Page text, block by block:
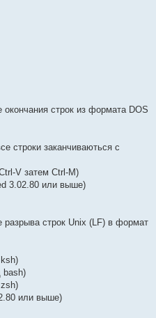
строк из формата DOS
строки заканчиваються с
V затем Ctrl-M)
3.02.80 или выше)
разрыва строк Unix (LF) в формат
bash)
или выше)